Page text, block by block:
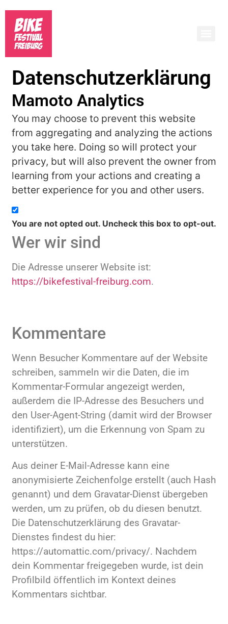
Datenschutzerklärung
Mamoto Analytics
You may choose to prevent this website
from aggregating and analyzing the actions
you take here. Doing so will protect your
privacy, but will also prevent the owner from
learning from your actions and creating a
better experience for you and other users.
You are not opted out. Uncheck this box to opt-out.
Wer wir sind
Die Adresse unserer Website ist:
https://bikefestival-freiburg.com.
Kommentare
Wenn Besucher Kommentare auf der Website
schreiben, sammeln wir die Daten, die im
Kommentar-Formular angezeigt werden,
außerdem die IP-Adresse des Besuchers und
den User-Agent-String (damit wird der Browser
identifiziert), um die Erkennung von Spam zu
unterstützen.
Aus deiner E-Mail-Adresse kann eine
anonymisierte Zeichenfolge erstellt (auch Hash
genannt) und dem Gravatar-Dienst übergeben
werden, um zu prüfen, ob du diesen benutzt.
Die Datenschutzerklärung des Gravatar-
Dienstes findest du hier:
https://automattic.com/privacy/. Nachdem
dein Kommentar freigegeben wurde, ist dein
Profilbild öffentlich im Kontext deines
Kommentars sichtbar.